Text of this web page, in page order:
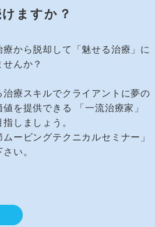
ますか？
療から脱却して「魅せる治療」に
んか？
治療スキルでクライアントに夢の
を提供できる 「一流治療家」
しましょう。
ービングテクニカルセミナー」
い。